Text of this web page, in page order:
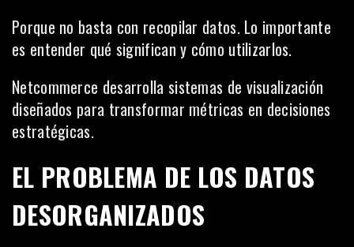
Porque no basta con recopilar datos. Lo importante
es entender qué significan y cómo utilizarlos.
Netcommerce desarrolla sistemas de visualización
diseñados para transformar métricas en decisiones
estratégicas.
EL PROBLEMA DE LOS DATOS
DESORGANIZADOS